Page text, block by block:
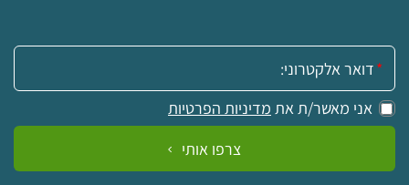
אימייל:
אני מאשר/ת את מדיניות הפרטיות
צרפו אותי